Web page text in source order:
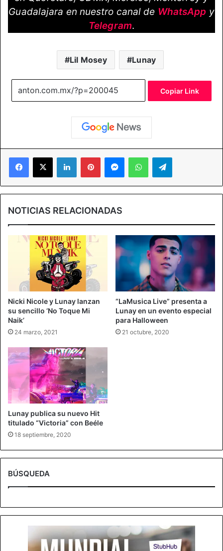
Guadalajara en nuestro canal de WhatsApp y
Telegram.
Lil Mosey Lunay
Copiar Link
Facebook
X LinkedInPinterestMessengerWhatsAppTelegram
NOTICIAS RELACIONADAS
Nicki Nicole y Lunay lanzan
su sencillo ‘No Toque Mi
Naik’
24 marzo, 2021
“LaMusica Live” presenta a
Lunay en un evento especial
para Halloween
21 octubre, 2020
Lunay publica su nuevo Hit
titulado “Victoria” con Beéle
18 septiembre, 2020
BÚSQUEDA